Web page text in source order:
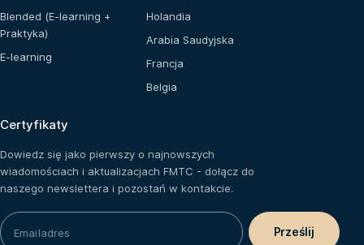
Blended (E-learning +
Praktyka)
E-learning
Holandia
Arabia Saudyjska
Francja
Belgia
Certyfikaty
Dowiedz się jako pierwszy o najnowszych
wiadomościach i aktualizacjach FMTC - dołącz do
naszego newslettera i pozostań w kontakcie.